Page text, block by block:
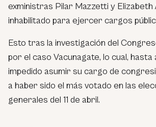
exministras Pilar Mazzetti y Elizabeth
inhabilitado para ejercer cargos
Esto tras la investigación del
por el caso Vacunagate, lo cual, hasta
impedido asumir su cargo de
a haber sido el más votado en las
generales del 11 de abril.